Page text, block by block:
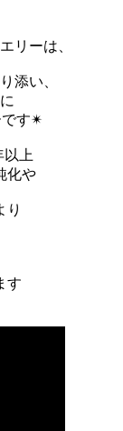
リーは、
添い、
です✴︎
上
化や
り
す